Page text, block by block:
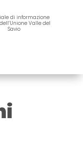
di informazione
Valle del
Savio